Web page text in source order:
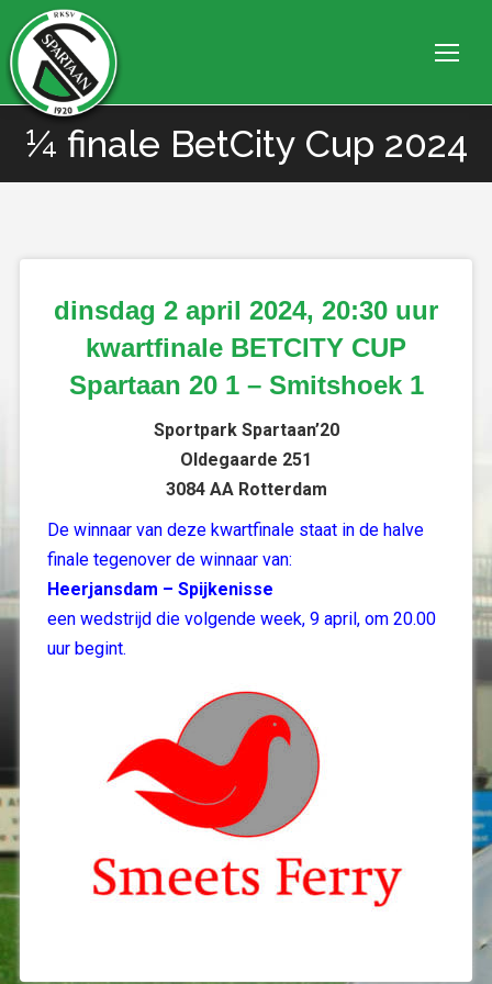
¼ finale BetCity Cup 2024
Je bent hier:
dinsdag 2 april 2024, 20:30 uur
kwartfinale BETCITY CUP
Spartaan 20 1 – Smitshoek 1
Sportpark Spartaan’20
Oldegaarde 251
3084 AA Rotterdam
De winnaar van deze kwartfinale staat in de halve
finale tegenover de winnaar van:
Heerjansdam – Spijkenisse
een wedstrijd die volgende week, 9 april, om 20.00
uur begint.